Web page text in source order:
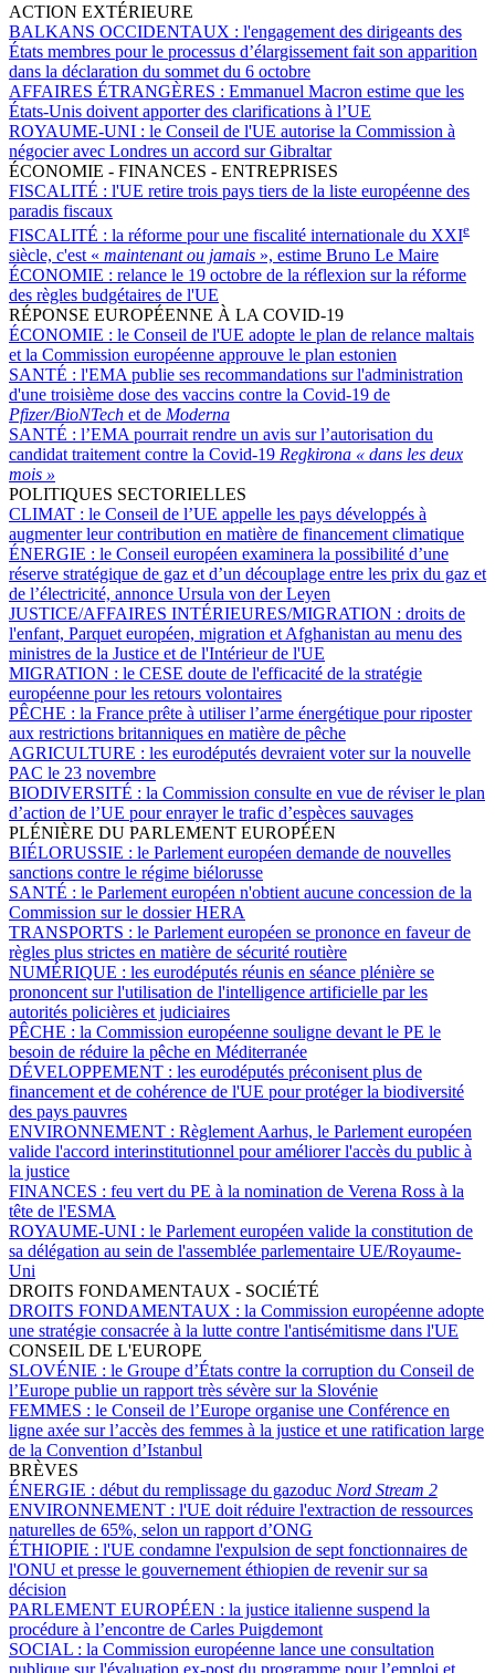
ACTION EXTÉRIEURE
BALKANS OCCIDENTAUX : l'engagement des dirigeants des
États membres pour le processus d’élargissement fait son apparition
dans la déclaration du sommet du 6 octobre
AFFAIRES ÉTRANGÈRES : Emmanuel Macron estime que les
États-Unis doivent apporter des clarifications à l’UE
ROYAUME-UNI : le Conseil de l'UE autorise la Commission à
négocier avec Londres un accord sur Gibraltar
ÉCONOMIE - FINANCES - ENTREPRISES
FISCALITÉ : l'UE retire trois pays tiers de la liste européenne des
paradis fiscaux
FISCALITÉ : la réforme pour une fiscalité internationale du XXIe
siècle, c'est « maintenant ou jamais », estime Bruno Le Maire
ÉCONOMIE : relance le 19 octobre de la réflexion sur la réforme
des règles budgétaires de l'UE
RÉPONSE EUROPÉENNE À LA COVID-19
ÉCONOMIE : le Conseil de l'UE adopte le plan de relance maltais
et la Commission européenne approuve le plan estonien
SANTÉ : l'EMA publie ses recommandations sur l'administration
d'une troisième dose des vaccins contre la Covid-19 de
Pfizer/BioNTech et de Moderna
SANTÉ : l’EMA pourrait rendre un avis sur l’autorisation du
candidat traitement contre la Covid-19 Regkirona « dans les deux
mois »
POLITIQUES SECTORIELLES
CLIMAT : le Conseil de l’UE appelle les pays développés à
augmenter leur contribution en matière de financement climatique
ÉNERGIE : le Conseil européen examinera la possibilité d’une
réserve stratégique de gaz et d’un découplage entre les prix du gaz et
de l’électricité, annonce Ursula von der Leyen
JUSTICE/AFFAIRES INTÉRIEURES/MIGRATION : droits de
l'enfant, Parquet européen, migration et Afghanistan au menu des
ministres de la Justice et de l'Intérieur de l'UE
MIGRATION : le CESE doute de l'efficacité de la stratégie
européenne pour les retours volontaires
PÊCHE : la France prête à utiliser l’arme énergétique pour riposter
aux restrictions britanniques en matière de pêche
AGRICULTURE : les eurodéputés devraient voter sur la nouvelle
PAC le 23 novembre
BIODIVERSITÉ : la Commission consulte en vue de réviser le plan
d’action de l’UE pour enrayer le trafic d’espèces sauvages
PLÉNIÈRE DU PARLEMENT EUROPÉEN
BIÉLORUSSIE : le Parlement européen demande de nouvelles
sanctions contre le régime biélorusse
SANTÉ : le Parlement européen n'obtient aucune concession de la
Commission sur le dossier HERA
TRANSPORTS : le Parlement européen se prononce en faveur de
règles plus strictes en matière de sécurité routière
NUMÉRIQUE : les eurodéputés réunis en séance plénière se
prononcent sur l'utilisation de l'intelligence artificielle par les
autorités policières et judiciaires
PÊCHE : la Commission européenne souligne devant le PE le
besoin de réduire la pêche en Méditerranée
DÉVELOPPEMENT : les eurodéputés préconisent plus de
financement et de cohérence de l'UE pour protéger la biodiversité
des pays pauvres
ENVIRONNEMENT : Règlement Aarhus, le Parlement européen
valide l'accord interinstitutionnel pour améliorer l'accès du public à
la justice
FINANCES : feu vert du PE à la nomination de Verena Ross à la
tête de l'ESMA
ROYAUME-UNI : le Parlement européen valide la constitution de
sa délégation au sein de l'assemblée parlementaire UE/Royaume-
Uni
DROITS FONDAMENTAUX - SOCIÉTÉ
DROITS FONDAMENTAUX : la Commission européenne adopte
une stratégie consacrée à la lutte contre l'antisémitisme dans l'UE
CONSEIL DE L'EUROPE
SLOVÉNIE : le Groupe d’États contre la corruption du Conseil de
l’Europe publie un rapport très sévère sur la Slovénie
FEMMES : le Conseil de l’Europe organise une Conférence en
ligne axée sur l’accès des femmes à la justice et une ratification large
de la Convention d’Istanbul
BRÈVES
ÉNERGIE : début du remplissage du gazoduc Nord Stream 2
ENVIRONNEMENT : l'UE doit réduire l'extraction de ressources
naturelles de 65%, selon un rapport d’ONG
ÉTHIOPIE : l'UE condamne l'expulsion de sept fonctionnaires de
l'ONU et presse le gouvernement éthiopien de revenir sur sa
décision
PARLEMENT EUROPÉEN : la justice italienne suspend la
procédure à l’encontre de Carles Puigdemont
SOCIAL : la Commission européenne lance une consultation